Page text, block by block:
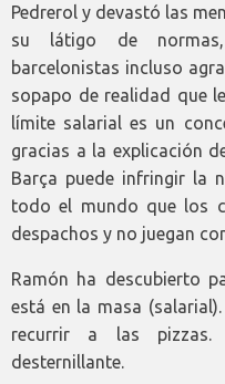
Pedrerol y devastó las
su látigo de
barcelonistas incluso
sopapo de realidad que
límite salarial es un
gracias a la explicación
Barça puede infringir la
todo el mundo que los
despachos y no juegan
Ramón ha descubierto
está en la masa
recurrir a las
desternillante.